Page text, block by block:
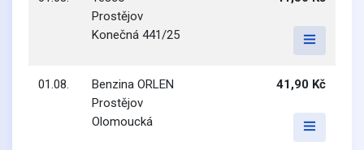
Prostějov
Konečná 441/25
01.08.
Benzina ORLEN
Prostějov
Olomoucká
41,90 Kč